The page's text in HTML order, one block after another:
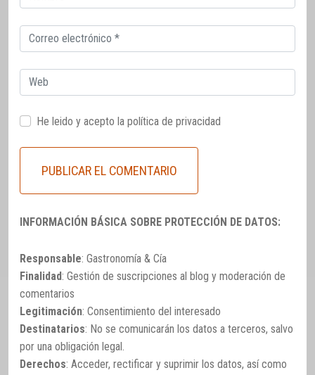
electrónico
Correo
electrónico
Web
He leido y acepto la política de privacidad
INFORMACIÓN BÁSICA SOBRE PROTECCIÓN DE DATOS:
Responsable: Gastronomía & Cía
Finalidad: Gestión de suscripciones al blog y moderación de
comentarios
Legitimación: Consentimiento del interesado
Destinatarios: No se comunicarán los datos a terceros, salvo
por una obligación legal.
Derechos: Acceder, rectificar y suprimir los datos, así como